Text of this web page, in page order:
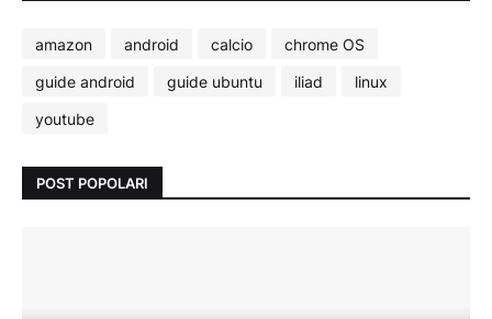
amazon android calcio
chrome OS
guide android
guide ubuntu iliad
linux
youtube
POST POPOLARI